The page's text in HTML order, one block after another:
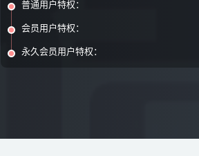
普通用户特权：
会员用户特权：
永久会员用户特权：